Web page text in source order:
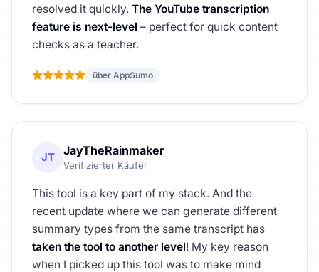
resolved it quickly. The YouTube transcription
feature is next-level – perfect for quick content
checks as a teacher.
über AppSumo
JT JayTheRainmaker
Verifizierter Käufer
This tool is a key part of my stack. And the
recent update where we can generate different
summary types from the same transcript has
taken the tool to another level! My key reason
when I picked up this tool was to make mind